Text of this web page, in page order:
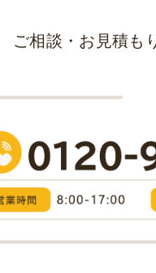
ご相談・お見積も